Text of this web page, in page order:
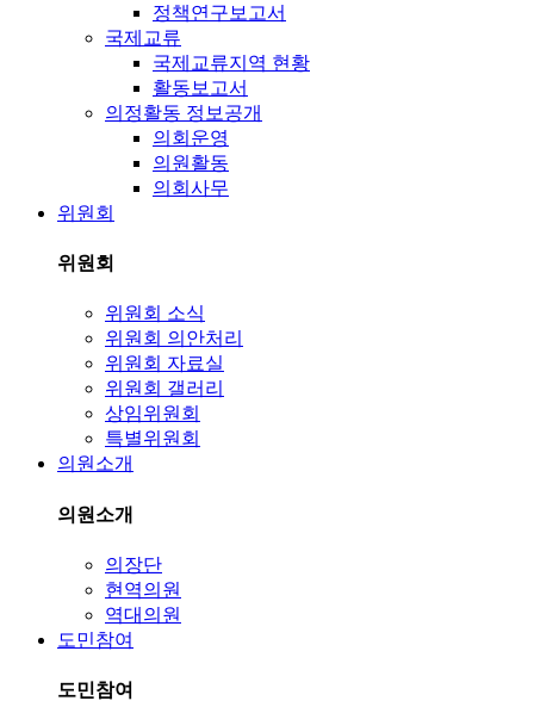
정책연구보고서
국제교류
국제교류지역 현황
활동보고서
의정활동 정보공개
의회운영
의원활동
의회사무
위원회
위원회
위원회 소식
위원회 의안처리
위원회 자료실
위원회 갤러리
상임위원회
특별위원회
의원소개
의원소개
의장단
현역의원
역대의원
도민참여
도민참여